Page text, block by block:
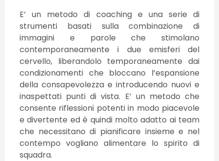
E’ un metodo di coaching e una serie di
strumenti basati sulla combinazione di
immagini e parole che stimolano
contemporaneamente i due emisferi del
cervello, liberandolo temporaneamente dai
condizionamenti che bloccano l’espansione
della consapevolezza e introducendo nuovi e
inaspettati punti di vista. E’ un metodo che
consente riflessioni potenti in modo piacevole
e divertente ed è quindi molto adatto ai team
che necessitano di pianificare insieme e nel
contempo vogliano alimentare lo spirito di
squadra.